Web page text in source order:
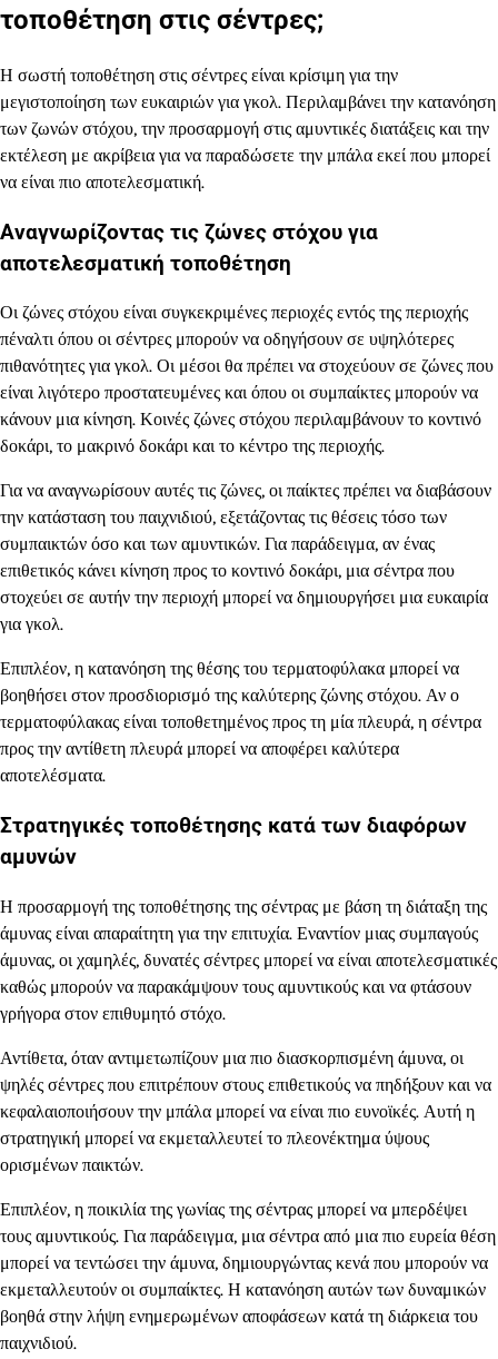
τοποθέτηση στις σέντρες;
Η σωστή τοποθέτηση στις σέντρες είναι κρίσιμη για την
μεγιστοποίηση των ευκαιριών για γκολ. Περιλαμβάνει την κατανόηση
των ζωνών στόχου, την προσαρμογή στις αμυντικές διατάξεις και την
εκτέλεση με ακρίβεια για να παραδώσετε την μπάλα εκεί που μπορεί
να είναι πιο αποτελεσματική.
Αναγνωρίζοντας τις ζώνες στόχου για
αποτελεσματική τοποθέτηση
Οι ζώνες στόχου είναι συγκεκριμένες περιοχές εντός της περιοχής
πέναλτι όπου οι σέντρες μπορούν να οδηγήσουν σε υψηλότερες
πιθανότητες για γκολ. Οι μέσοι θα πρέπει να στοχεύουν σε ζώνες που
είναι λιγότερο προστατευμένες και όπου οι συμπαίκτες μπορούν να
κάνουν μια κίνηση. Κοινές ζώνες στόχου περιλαμβάνουν το κοντινό
δοκάρι, το μακρινό δοκάρι και το κέντρο της περιοχής.
Για να αναγνωρίσουν αυτές τις ζώνες, οι παίκτες πρέπει να διαβάσουν
την κατάσταση του παιχνιδιού, εξετάζοντας τις θέσεις τόσο των
συμπαικτών όσο και των αμυντικών. Για παράδειγμα, αν ένας
επιθετικός κάνει κίνηση προς το κοντινό δοκάρι, μια σέντρα που
στοχεύει σε αυτήν την περιοχή μπορεί να δημιουργήσει μια ευκαιρία
για γκολ.
Επιπλέον, η κατανόηση της θέσης του τερματοφύλακα μπορεί να
βοηθήσει στον προσδιορισμό της καλύτερης ζώνης στόχου. Αν ο
τερματοφύλακας είναι τοποθετημένος προς τη μία πλευρά, η σέντρα
προς την αντίθετη πλευρά μπορεί να αποφέρει καλύτερα
αποτελέσματα.
Στρατηγικές τοποθέτησης κατά των διαφόρων
αμυνών
Η προσαρμογή της τοποθέτησης της σέντρας με βάση τη διάταξη της
άμυνας είναι απαραίτητη για την επιτυχία. Εναντίον μιας συμπαγούς
άμυνας, οι χαμηλές, δυνατές σέντρες μπορεί να είναι αποτελεσματικές
καθώς μπορούν να παρακάμψουν τους αμυντικούς και να φτάσουν
γρήγορα στον επιθυμητό στόχο.
Αντίθετα, όταν αντιμετωπίζουν μια πιο διασκορπισμένη άμυνα, οι
ψηλές σέντρες που επιτρέπουν στους επιθετικούς να πηδήξουν και να
κεφαλαιοποιήσουν την μπάλα μπορεί να είναι πιο ευνοϊκές. Αυτή η
στρατηγική μπορεί να εκμεταλλευτεί το πλεονέκτημα ύψους
ορισμένων παικτών.
Επιπλέον, η ποικιλία της γωνίας της σέντρας μπορεί να μπερδέψει
τους αμυντικούς. Για παράδειγμα, μια σέντρα από μια πιο ευρεία θέση
μπορεί να τεντώσει την άμυνα, δημιουργώντας κενά που μπορούν να
εκμεταλλευτούν οι συμπαίκτες. Η κατανόηση αυτών των δυναμικών
βοηθά στην λήψη ενημερωμένων αποφάσεων κατά τη διάρκεια του
παιχνιδιού.